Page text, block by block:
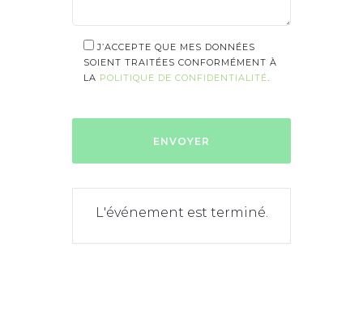
J’ACCEPTE QUE MES DONNÉES
SOIENT TRAITÉES CONFORMÉMENT À
LA POLITIQUE DE CONFIDENTIALITÉ
L'événement est terminé.